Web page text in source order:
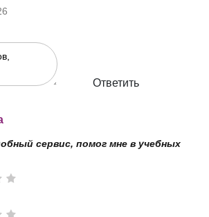
Ответить
сервис, помог мне в учебных